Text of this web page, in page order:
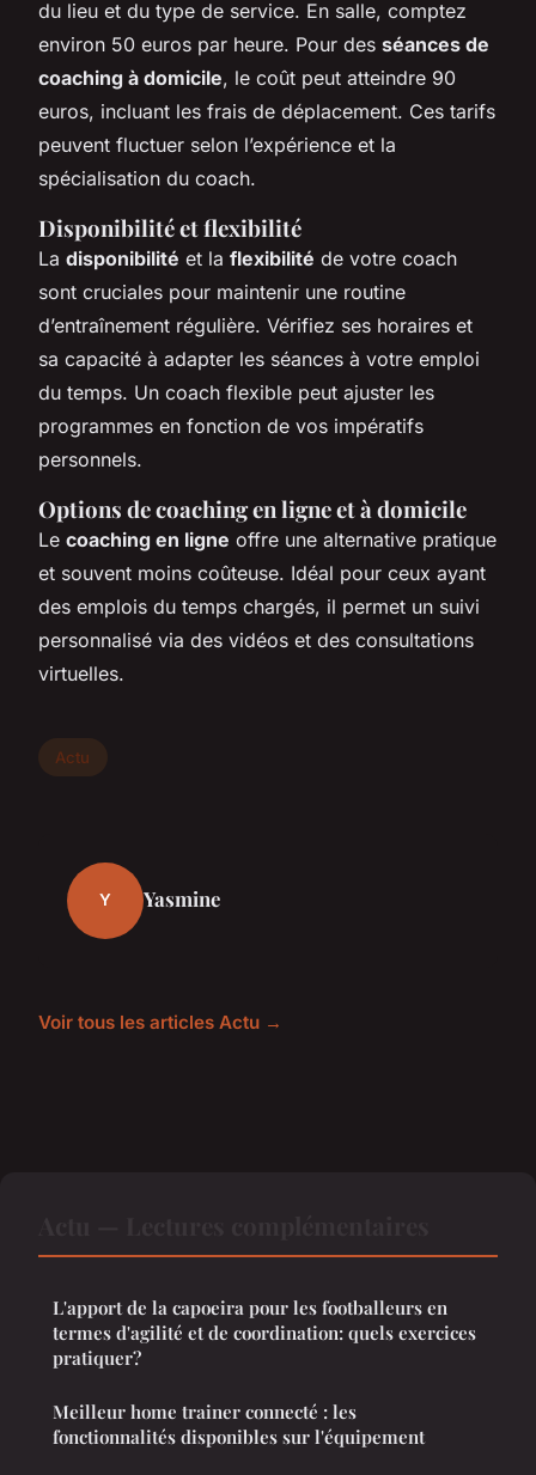
du lieu et du type de service. En salle, comptez
environ 50 euros par heure. Pour des séances de
coaching à domicile, le coût peut atteindre 90
euros, incluant les frais de déplacement. Ces tarifs
peuvent fluctuer selon l’expérience et la
spécialisation du coach.
Disponibilité et flexibilité
La disponibilité et la flexibilité de votre coach
sont cruciales pour maintenir une routine
d’entraînement régulière. Vérifiez ses horaires et
sa capacité à adapter les séances à votre emploi
du temps. Un coach flexible peut ajuster les
programmes en fonction de vos impératifs
personnels.
Options de coaching en ligne et à domicile
Le coaching en ligne offre une alternative pratique
et souvent moins coûteuse. Idéal pour ceux ayant
des emplois du temps chargés, il permet un suivi
personnalisé via des vidéos et des consultations
virtuelles.
Actu
Y Yasmine
Voir tous les articles Actu →
L'apport de la capoeira pour les footballeurs en
termes d'agilité et de coordination: quels exercices
pratiquer?
Meilleur home trainer connecté : les
fonctionnalités disponibles sur l'équipement